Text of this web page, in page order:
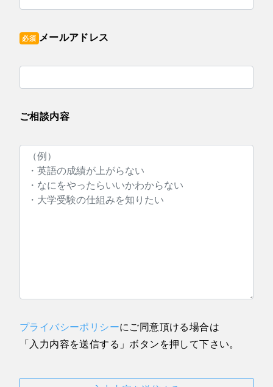
必須 メールアドレス
ご相談内容
プライバシーポリシーにご同意頂ける場合は
「入力内容を送信する」ボタンを押して下さい。